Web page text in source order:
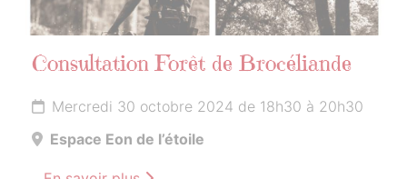
Consultation Forêt de Brocéliande
Mercredi 30 octobre 2024 de 18h30 à 20h30
Espace Eon de l’étoile